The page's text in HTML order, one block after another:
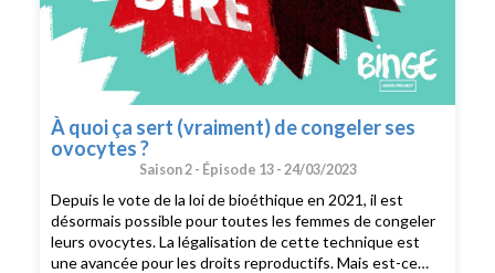
À quoi ça sert (vraiment) de congeler ses
ovocytes ?
Saison 2 - Épisode 13 - 24/03/2023
Depuis le vote de la loi de bioéthique en 2021, il est
désormais possible pour toutes les femmes de congeler
leurs ovocytes. La légalisation de cette technique est
une avancée pour les droits reproductifs. Mais est-ce